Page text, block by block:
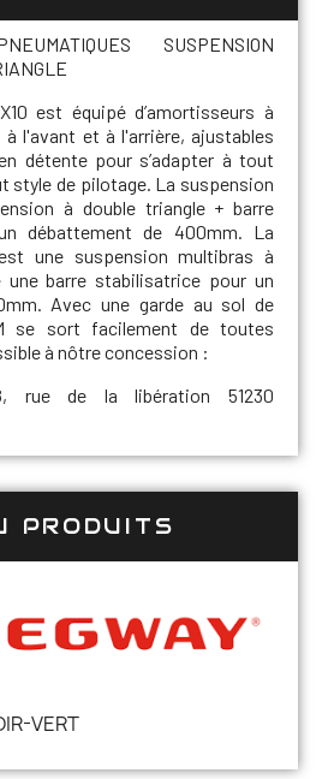
SUSPENSION
est équipé d’amortisseurs à
à l'avant et à l'arrière, ajustables
détente pour s’adapter à tout
style de pilotage. La suspension
à double triangle + barre
débattement de 400mm. La
une suspension multibras à
barre stabilisatrice pour un
Avec une garde au sol de
se sort facilement de toutes
à nôtre concession :
rue de la libération 51230
PRODUITS
VERT